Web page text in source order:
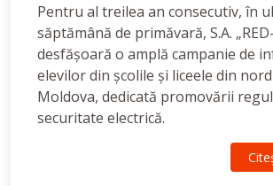
Pentru al treilea an consecutiv, în
săptămână de primăvară, S.A.
desfășoară o amplă campanie de
elevilor din școlile și liceele din
Moldova, dedicată promovării
securitate electrică.